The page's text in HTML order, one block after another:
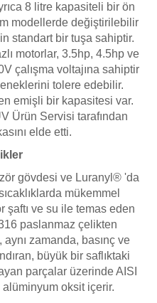
8 litre kapasiteli bir ön
modellerde değiştirilebilir
standart bir tuşa sahiptir.
motorlar, 3.5hp, 4.5hp ve
çalışma voltajına sahiptir
tolere edebilir.
emişli bir kapasitesi var.
Ürün Servisi tarafından
elde etti.
gövdesi ve Luranyl® 'da
mükemmel
şaftı ve su ile temas eden
paslanmaz çelikten
aynı zamanda, basınç ve
büyük bir saflıktaki
parçalar üzerinde AISI
oksit içerir.